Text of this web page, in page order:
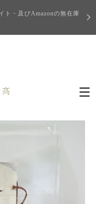
ト・及びAmazonの無在庫